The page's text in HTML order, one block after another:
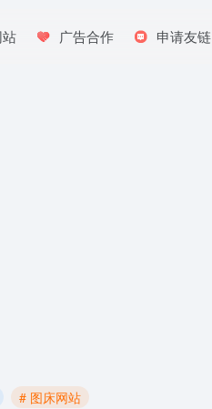
广告合作 申请友链
# 图床网站